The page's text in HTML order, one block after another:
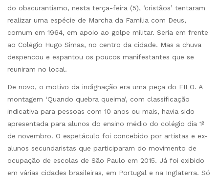
do obscurantismo, nesta terça-feira (5), ‘cristãos’ tentaram
realizar uma espécie de Marcha da Família com Deus,
comum em 1964, em apoio ao golpe militar. Seria em frente
ao Colégio Hugo Simas, no centro da cidade. Mas a chuva
despencou e espantou os poucos manifestantes que se
reuniram no local.
De novo, o motivo da indignação era uma peça do FILO. A
montagem ‘Quando quebra queima’, com classificação
indicativa para pessoas com 10 anos ou mais, havia sido
apresentada para alunos do ensino médio do colégio dia 1º
de novembro. O espetáculo foi concebido por artistas e ex-
alunos secundaristas que participaram do movimento de
ocupação de escolas de São Paulo em 2015. Já foi exibido
em várias cidades brasileiras, em Portugal e na Inglaterra. Só